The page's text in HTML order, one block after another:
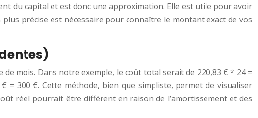
du capital et est donc une approximation. Elle est utile pour avoir
précise est nécessaire pour connaître le montant exact de vos
mois. Dans notre exemple, le coût total serait de 220,83 € * 24 =
300 €. Cette méthode, bien que simpliste, permet de visualiser
réel pourrait être différent en raison de l’amortissement et des